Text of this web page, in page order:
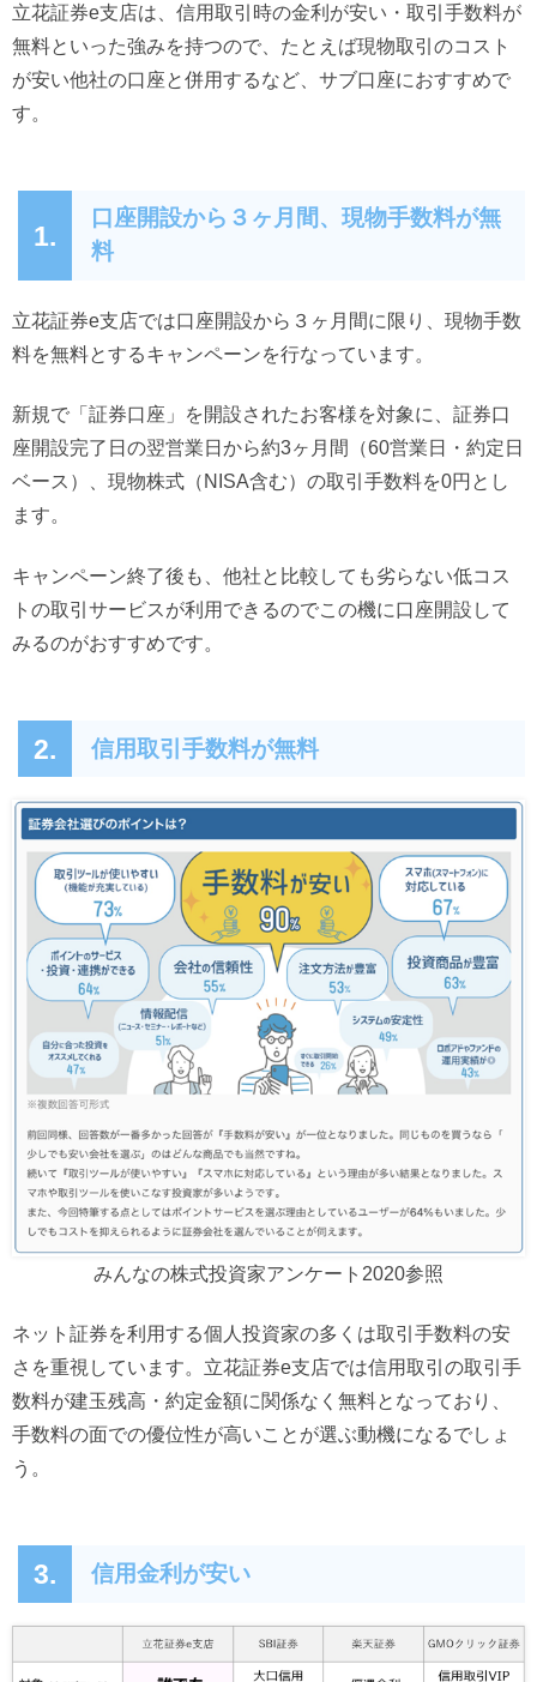
立花証券e支店は、信用取引時の金利が安い・取引手数料が
無料といった強みを持つので、たとえば現物取引のコスト
が安い他社の口座と併用するなど、サブ口座におすすめで
す。
1.
口座開設から３ヶ月間、現物手数料が無
料
立花証券e支店では口座開設から３ヶ月間に限り、現物手数
料を無料とするキャンペーンを行なっています。
新規で「証券口座」を開設されたお客様を対象に、証券口
座開設完了日の翌営業日から約3ヶ月間（60営業日・約定日
ベース）、現物株式（NISA含む）の取引手数料を0円とし
ます。
キャンペーン終了後も、他社と比較しても劣らない低コス
トの取引サービスが利用できるのでこの機に口座開設して
みるのがおすすめです。
2. 信用取引手数料が無料
みんなの株式投資家アンケート2020参照
ネット証券を利用する個人投資家の多くは取引手数料の安
さを重視しています。立花証券e支店では信用取引の取引手
数料が建玉残高・約定金額に関係なく無料となっており、
手数料の面での優位性が高いことが選ぶ動機になるでしょ
う。
3. 信用金利が安い